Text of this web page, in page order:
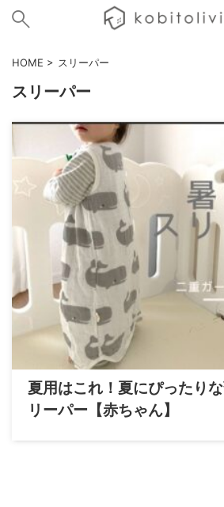
HOME > スリーパー
スリーパー
夏用はこれ！夏にぴったり
リーパー【赤ちゃん】